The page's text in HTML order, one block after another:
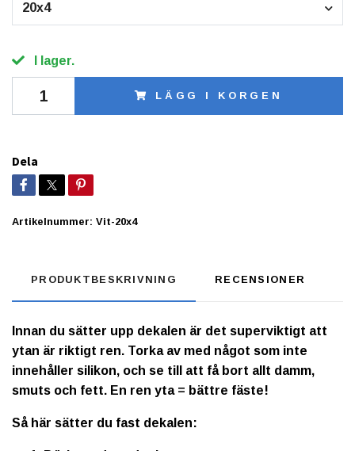
20x4
I lager.
LÄGG I KORGEN
Dela
Artikelnummer: Vit-20x4
PRODUKTBESKRIVNING RECENSIONER
Innan du sätter upp dekalen är det superviktigt att
ytan är riktigt ren. Torka av med något som inte
innehåller silikon, och se till att få bort allt damm,
smuts och fett. En ren yta = bättre fäste!
Så här sätter du fast dekalen: